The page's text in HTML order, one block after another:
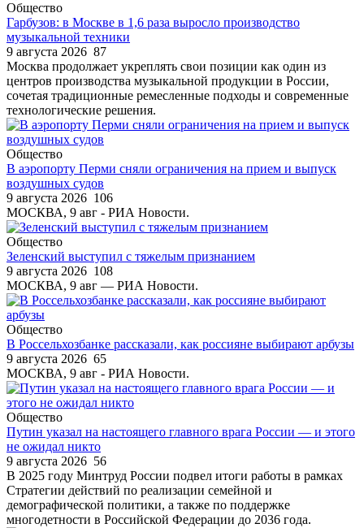
Общество
Гарбузов: в Москве в 1,6 раза выросло производство
музыкальной техники
9 августа 2026 87
Москва продолжает укреплять свои позиции как один из
центров производства музыкальной продукции в России,
сочетая традиционные ремесленные подходы и современные
технологические решения.
Общество
В аэропорту Перми сняли ограничения на прием и выпуск
воздушных судов
9 августа 2026 106
МОСКВА, 9 авг - РИА Новости.
Общество
Зеленский выступил с тяжелым признанием
9 августа 2026 108
МОСКВА, 9 авг — РИА Новости.
Общество
В Россельхозбанке рассказали, как россияне выбирают арбузы
9 августа 2026 65
МОСКВА, 9 авг - РИА Новости.
Общество
Путин указал на настоящего главного врага России — и этого
не ожидал никто
9 августа 2026 56
В 2025 году Минтруд России подвел итоги работы в рамках
Стратегии действий по реализации семейной и
демографической политики, а также по поддержке
многодетности в Российской Федерации до 2036 года.